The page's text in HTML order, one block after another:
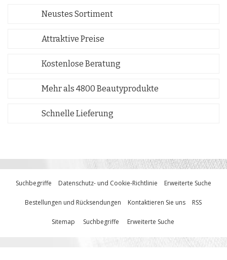
Neustes Sortiment
Attraktive Preise
Kostenlose Beratung
Mehr als 4800 Beautyprodukte
Schnelle Lieferung
Suchbegriffe Datenschutz- und Cookie-Richtlinie Erweiterte Suche
Bestellungen und Rücksendungen Kontaktieren Sie uns RSS
Sitemap Suchbegriffe Erweiterte Suche